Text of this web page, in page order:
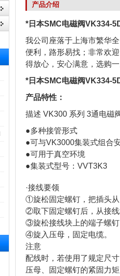
产品介绍
*日本SMC电磁阀VK334-
我公司座落于上海市繁华
便利，路形易找；非常欢
得放心，安心满意，选购
*日本SMC电磁阀VK334-
产品特性：
描述 VK300 系列 3通电磁
●多种接管形式
●可与VK3000集装式组合
●可用于真空环境
●集装式型号：VVT3K3
·接线要领
①旋松固定螺钉，把插头
②取下固定螺钉后，从接
③旋松接线块上的端子螺
④旋入压母，固定电缆。
注意
配线时，若使用了规定尺
压母、固定螺钉的紧固力